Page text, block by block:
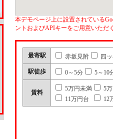
本デモページ上に設置されている
ントおよびAPIキーをご用意いただ
最寄駅 赤坂見附 四
駅徒歩 0～5分 5～10
賃料
5万円未満
5
11万円台
12